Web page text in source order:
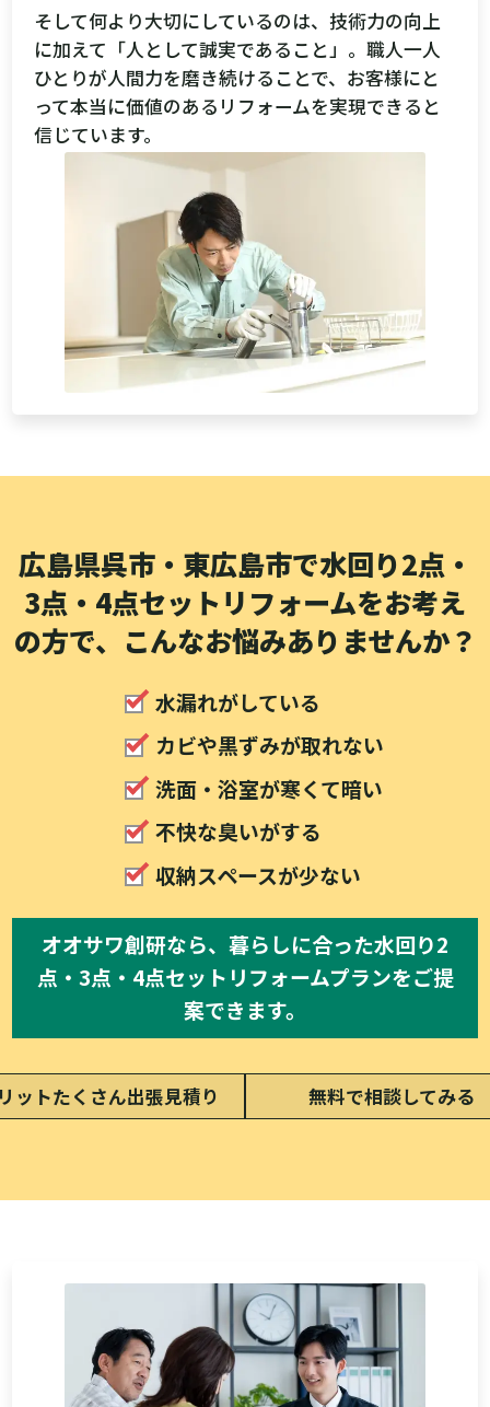
そして何より大切にしているのは、技術力の向上
に加えて「人として誠実であること」。職人一人
ひとりが人間力を磨き続けることで、お客様にと
って本当に価値のあるリフォームを実現できると
信じています。
広島県呉市・東広島市で水回り2点・
3点・4点セットリフォームをお考え
の方で、こんなお悩みありませんか？
水漏れがしている
カビや黒ずみが取れない
洗面・浴室が寒くて暗い
不快な臭いがする
収納スペースが少ない
オオサワ創研なら、暮らしに合った水回り2
点・3点・4点セットリフォームプランをご提
案できます。
ットたくさん出張見積り 無料で相談してみる